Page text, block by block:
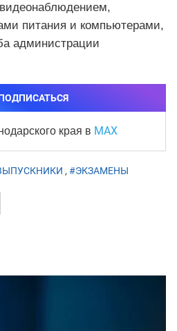
питания и компьютерами,
администрации
края в MAX
, #ЭКЗАМЕНЫ